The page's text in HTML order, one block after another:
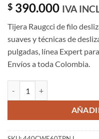
$ 390.000 IVA
Tijera Raugcci de filo
suaves y técnicas de
pulgadas, línea Expert
Envíos a toda Colombia.